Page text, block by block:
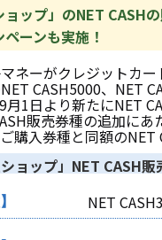
ョップ」のNET CASH
ーンも実施！
ネーがクレジットカ
CASH5000、NET
月1日より新たにNET
販売券種の追加に
購入券種と同額の
ショップ」NET CASH
NET